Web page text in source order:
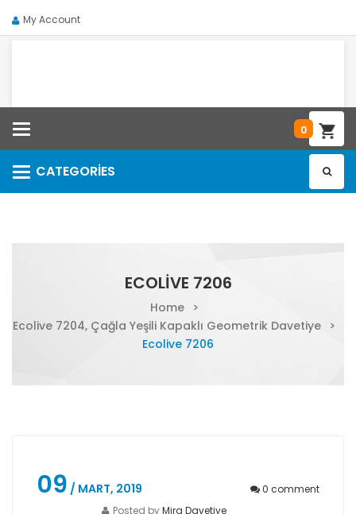
My Account
0
CATEGORIES
Categories
ECOLIVE 7206
Home
>
Ecolive 7204, Çağla Yeşili Kapaklı Geometrik Davetiye >
Ecolive 7206
09 / MART, 2019 0 comment
Posted byMira Davetiye